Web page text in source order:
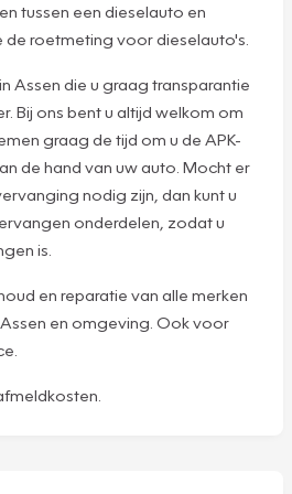
tussen een dieselauto en
roetmeting voor dieselauto's.
Assen die u graag transparantie
Bij ons bent u altijd welkom om
graag de tijd om u de APK-
de hand van uw auto. Mocht er
nodig zijn, dan kunt u
onderdelen, zodat u
is.
en reparatie van alle merken
en omgeving. Ook voor